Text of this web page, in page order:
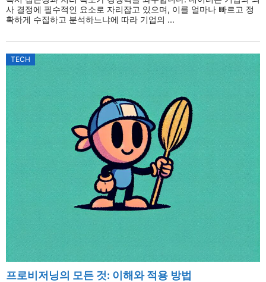
사 결정에 필수적인 요소로 자리잡고 있으며, 이를 얼마나 빠르고 정
확하게 수집하고 분석하느냐에 따라 기업의 ...
TECH
프로비저닝의 모든 것: 이해와 적용 방법